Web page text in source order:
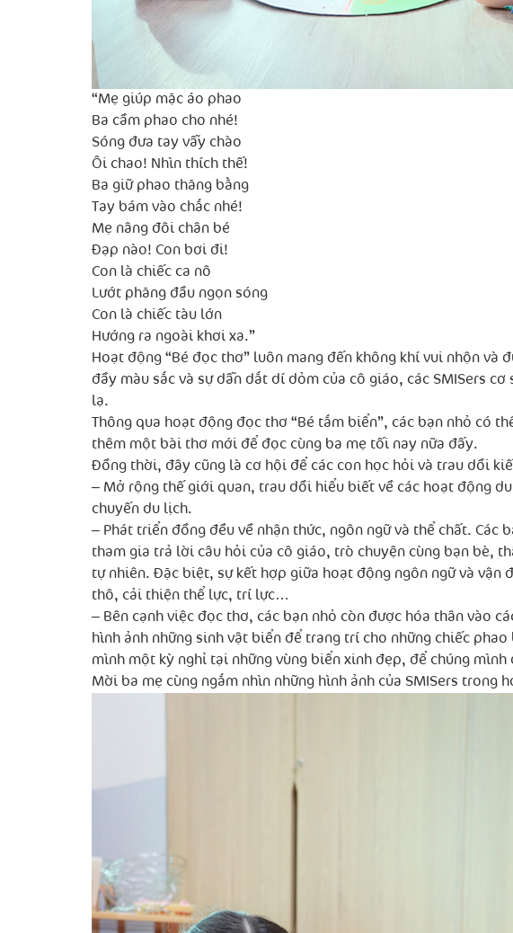
“Mẹ giúp mặc áo phao
Ba cầm phao cho nhé!
Sóng đưa tay vẫy chào
Ôi chao! Nhìn thích thế!
Ba giữ phao thăng bằng
Tay bám vào chắc nhé!
Mẹ nâng đôi chân bé
Đạp nào! Con bơi đi!
Con là chiếc ca nô
Lướt phăng đầu ngọn sóng
Con là chiếc tàu lớn
Hướng ra ngoài khơi xa.”
Hoạt động “Bé đọc thơ” luôn mang đến không khí vui nhộn và
đầy màu sắc và sự dẫn dắt dí dỏm của cô giáo, các SMISers
lạ.
Thông qua hoạt động đọc thơ “Bé tắm biển”, các bạn nhỏ có
thêm một bài thơ mới để đọc cùng ba mẹ tối nay nữa đấy.
Đồng thời, đây cũng là cơ hội để các con học hỏi và trau dồi
– Mở rộng thế giới quan, trau dồi hiểu biết về các hoạt động
chuyến du lịch.
– Phát triển đồng đều về nhận thức, ngôn ngữ và thể chất.
tham gia trả lời câu hỏi của cô giáo, trò chuyện cùng bạn bè,
tự nhiên. Đặc biệt, sự kết hợp giữa hoạt động ngôn ngữ và
thô, cải thiện thể lực, trí lực…
– Bên cạnh việc đọc thơ, các bạn nhỏ còn được hóa thân vào
hình ảnh những sinh vật biển để trang trí cho những chiếc
mình một kỳ nghỉ tại những vùng biển xinh đẹp, để chúng
Mời ba mẹ cùng ngắm nhìn những hình ảnh của SMISers trong